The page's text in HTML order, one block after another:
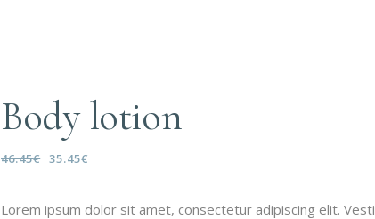
Body lotion
46.45€ 35.45€
Lorem ipsum dolor sit amet, consectetur adipiscing elit.